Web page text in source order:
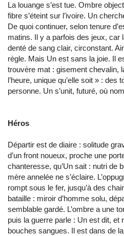
La louange s’est tue. Ombre
fibre s’éteint sur l’ivoire. Un
De quoi continuer, selon tenure
matins. Il y a parfois des jeux, car
denté de sang clair, circonstant.
règle. Mais Un est sans la joie. Il
trouvère mat : gisement chevalin,
l’heure, unique qu’elle soit » : des
personne. Un s’unit, futuré, où
Héros
Départir est de diaire : solitude
d’un front noueux, proche une
chanteresse, qu’Un sait : nutri de
mère annelée ne s’éclaire.
rompt sous le fer, jusqu’à des
bataille : miroir d’homme solu,
semblable gardé. L’ombre a une
puis la guerre parle : Un est dit, et
bouches sangues. Il est dans de